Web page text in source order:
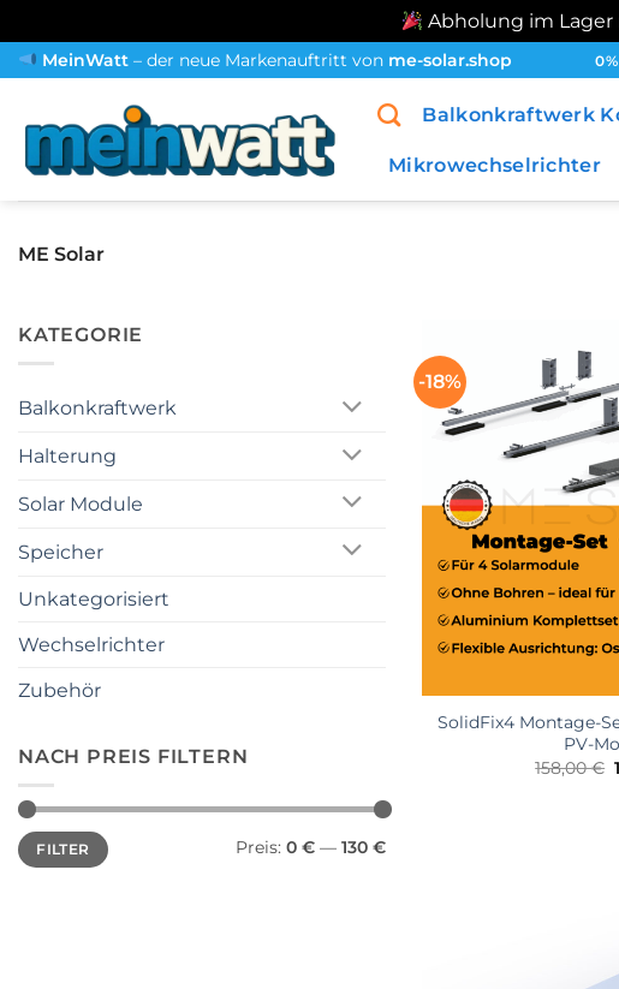
Abholung im Lager
Zum
Inhalt
MeinWatt– der neue Markenauftritt von me-solar.shop
Balkonkraftwerk
Mikrowechselrichter
ME Solar
KATEGORIE
Balkonkraftwerk
Halterung
Solar Module
Speicher
Unkategorisiert
Wechselrichter
Zubehör
NACH PREIS FILTERN
Min.
Preis
Max.
PreisFILTER Preis: 0 € — 130 €
-18%
SolidFix4 Montage-
PV-
158,00€